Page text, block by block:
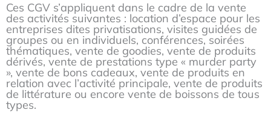
Ces CGV s’appliquent dans le cadre de la vente
des activités suivantes : location d’espace pour les
entreprises dites privatisations, visites guidées de
groupes ou en individuels, conférences, soirées
thématiques, vente de goodies, vente de produits
dérivés, vente de prestations type « murder party
», vente de bons cadeaux, vente de produits en
relation avec l’activité principale, vente de produits
de littérature ou encore vente de boissons de tous
types.